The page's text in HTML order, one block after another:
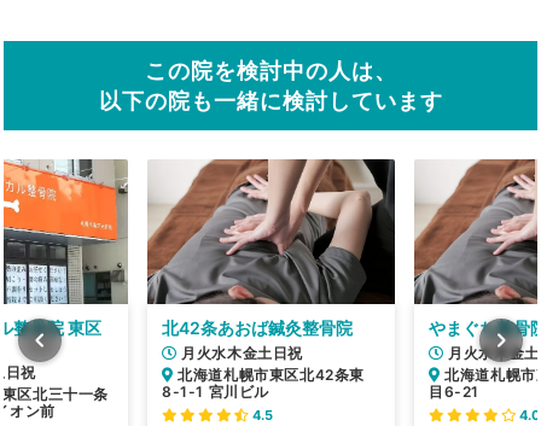
この院を検討中の人は、
以下の院も一緒に検討しています
北42条あおば鍼灸整骨院
月火水木金土日祝
北海道札幌市東区北42条東
8-1-1 宮川ビル
4.5
やまぐち整骨
月火水木金
北海道札幌
目6-21
4.0
整骨院 東区
日祝
区北三十一条
オン前